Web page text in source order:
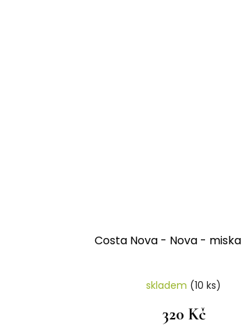
Costa Nova - Nova - miska
skladem (10 ks)
320 Kč